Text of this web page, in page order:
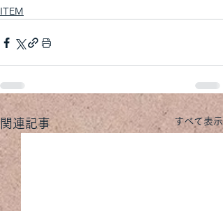
ITEM
関連記事 すべて表示